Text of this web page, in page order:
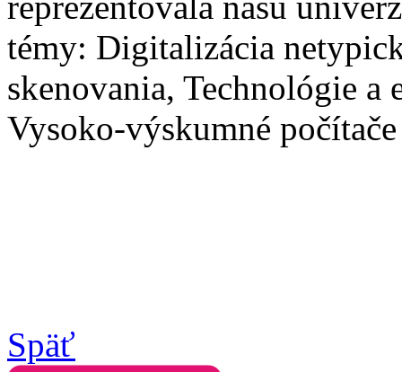
témy: Digitalizácia
skenovania, Technológie a
Vysoko-výskumné
Späť